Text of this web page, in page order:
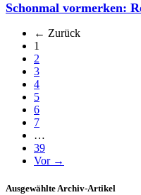
Schonmal vormerken:
← Zurück
1
2
3
4
5
6
7
…
39
Vor →
Ausgewählte Archiv-Artikel